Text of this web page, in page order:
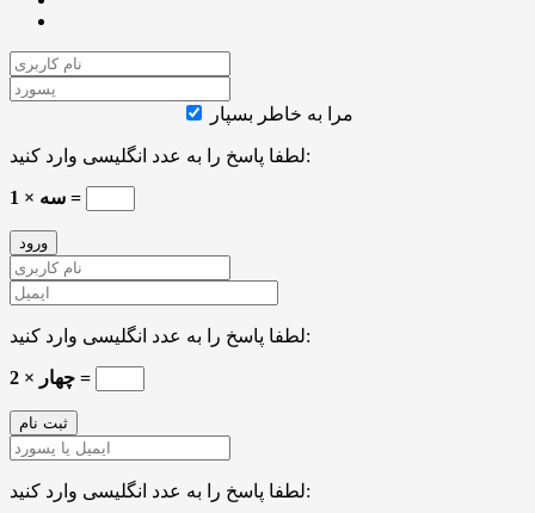
مرا به خاطر بسپار
لطفا پاسخ را به عدد انگلیسی وارد کنید:
1 × سه =
لطفا پاسخ را به عدد انگلیسی وارد کنید:
چهار × 2 =
لطفا پاسخ را به عدد انگلیسی وارد کنید: